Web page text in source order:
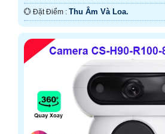
️💮 Đặt Điểm : Thu Âm Và Loa.